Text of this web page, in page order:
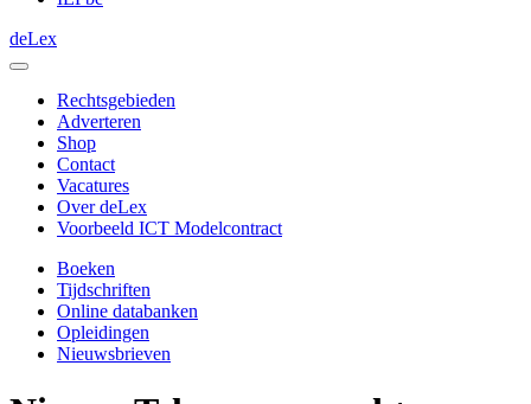
deLex
Rechtsgebieden
Adverteren
Shop
Contact
Vacatures
Over deLex
Voorbeeld ICT Modelcontract
Boeken
Tijdschriften
Online databanken
Opleidingen
Nieuwsbrieven